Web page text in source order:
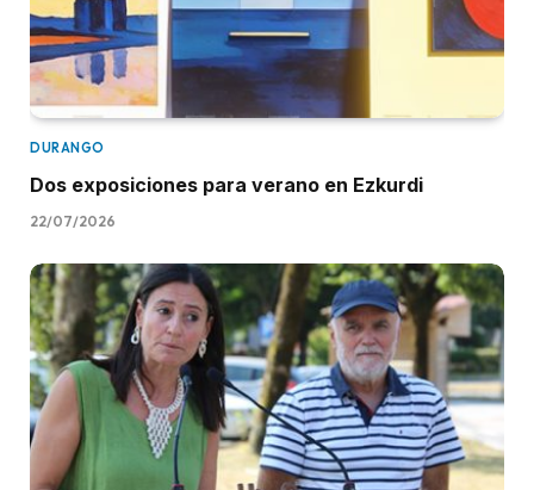
DURANGO
Dos exposiciones para verano en Ezkurdi
22/07/2026